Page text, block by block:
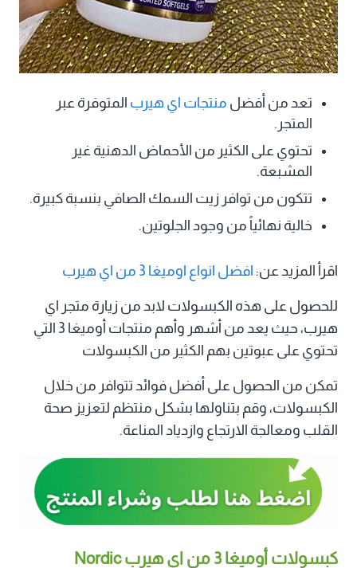
تعد من أفضل منتجات اي هيرب المتوفرة عبر
المتجر.
تحتوي على الكثير من الأحماض الدهنية غير
المشبعة.
تتكون من توافر زيت السمك الصافي بنسبة كبيرة.
خالية نهائياً من وجود الجلوتين.
اقرأ المزيد عن: افضل انواع اوميغا 3 من اي هيرب
للحصول على هذه الكبسولات لابد من زيارة متجر اي
هيرب، حيث يعد من أشهر وأهم منتجات أوميغا 3 التي
تحتوي على عبوتين بهم الكثير من الكبسولات
تمكن من الحصول على أفضل فوائد تتوافر من خلال
الكبسولات، وقم بتناولها بشكل منتظم لتعزيز صحة
القلب ومعالجة الارتجاع وازدياد المناعة.
كبسولات أوميغا 3 من اي هيرب Nordic